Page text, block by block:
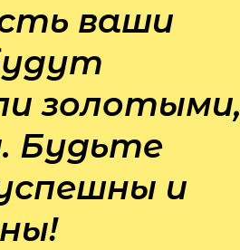
ваши
золотыми,
Будьте
и